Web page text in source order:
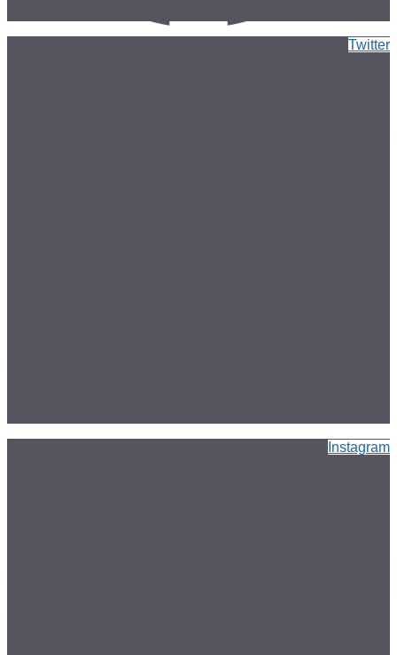
Twitter
Instagram